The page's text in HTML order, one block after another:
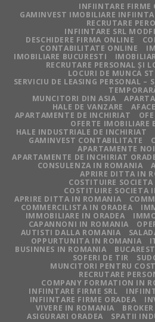
INFIINTARE FIRME
GAMINVEST IMOBILIARE
RECRUTARE
INFIINTARE SRL
DESCHIDERE FIRMA ONLINE
CONTABILITATE ONLINE
IMOBILIARE BUCURESTI
RECRUTARE PERSONAL ȘI
LOCURI DE MUNCA
SERVICIU DE LEASING PERSONAL –
MUNCITORI DIN ASIA
HALE DE VANZARE
APARTAMENTE DE INCHIRIAT
OFERTE IMOBILIARE
HALE INDUSTRIALE DE INCHIRIAT
GAMINVEST CONTABILITATE
APARTAMENTE
APARTAMENTE DE INCHIRIAT
CONSULENZA IN ROMANIA
APRIRE DITTA IN
COSTITUIRE
COSTITUIRE SOCIETA
APRIRE DITTA IN ROMANIA
COMMERCILISTA IN ORADEA
IMMOBILIARE IN ORADEA
CAPANNONI IN ROMANIA
AUTISTI DALLA ROMANIA
OPPURTUNITA IN ROMANIA
BUSINNES IN ROMANIA
SOFERI DE TIR
MUNCITORI PENTRU
RECRUTARE
COMPANY FORMATION IN
INFIINTARE FIRME SRL
INFIINTARE FIRME ORADEA
VIVERE IN ROMANIA
ASIGURARI ORADEA
SPATII